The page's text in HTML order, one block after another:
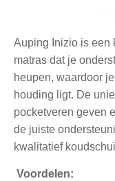
Auping Inizio is een
matras dat je
heupen, waardoor
houding ligt. De
pocketveren geven
de juiste
kwalitatief
Voordelen: